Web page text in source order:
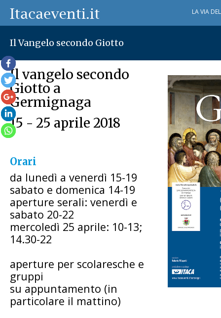
LA VIA
Il Vangelo secondo Giotto
Il vangelo secondo
Giotto a
Germignaga
15 - 25 aprile 2018
Orari
da lunedì a venerdì 15-19
sabato e domenica 14-19
aperture serali: venerdì e
sabato 20-22
mercoledì 25 aprile: 10-13;
14.30-22
aperture per scolaresche e
gruppi
su appuntamento (in
particolare il mattino)